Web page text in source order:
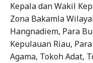
⁠Kepala dan Wakil
Zona Bakamla
Hangnadiem, ⁠Para
Kepulauan Riau,
Agama, Tokoh Adat,